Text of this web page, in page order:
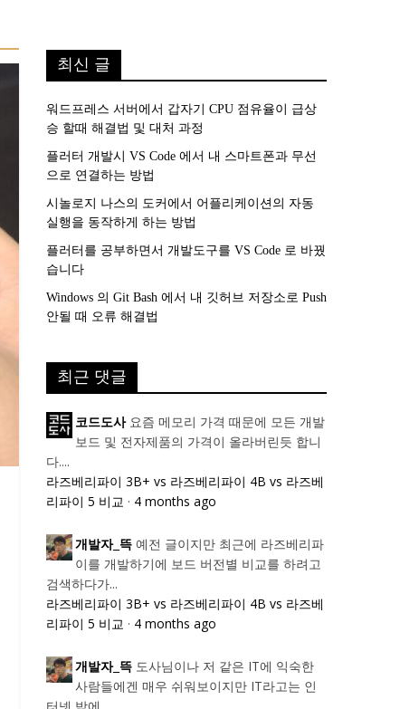
최신 글
워드프레스 서버에서 갑자기 CPU 점유율이 급상
승 할때 해결법 및 대처 과정
플러터 개발시 VS Code 에서 내 스마트폰과 무선
으로 연결하는 방법
시놀로지 나스의 도커에서 어플리케이션의 자동
실행을 동작하게 하는 방법
플러터를 공부하면서 개발도구를 VS Code 로 바꿨
습니다
Windows 의 Git Bash 에서 내 깃허브 저장소로 Push
안될 때 오류 해결법
최근 댓글
코드도사 요즘 메모리 가격 때문에 모든 개발
보드 및 전자제품의 가격이 올라버린듯 합니
다....
라즈베리파이 3B+ vs 라즈베리파이 4B vs 라즈베
리파이 5 비교 · 4 months ago
개발자_뜩 예전 글이지만 최근에 라즈베리파
이를 개발하기에 보드 버전별 비교를 하려고
검색하다가...
라즈베리파이 3B+ vs 라즈베리파이 4B vs 라즈베
리파이 5 비교 · 4 months ago
개발자_뜩 도사님이나 저 같은 IT에 익숙한
사람들에겐 매우 쉬워보이지만 IT라고는 인